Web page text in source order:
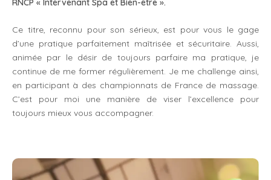
RNCP « Intervenant Spa et Bien-être ».
Ce titre, reconnu pour son sérieux, est pour vous le gage
d’une pratique parfaitement maîtrisée et sécuritaire. Aussi,
animée par le désir de toujours parfaire ma pratique, je
continue de me former régulièrement. Je me challenge ainsi,
en participant à des championnats de France de massage.
C’est pour moi une manière de viser l’excellence pour
toujours mieux vous accompagner.